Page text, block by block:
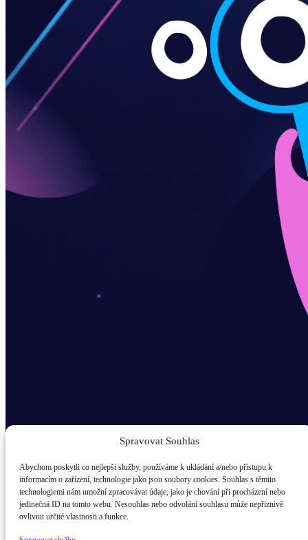
Spravovat Souhlas
Abychom poskytli co nejlepší služby, používáme k ukládání a/nebo přístupu k
informacím o zařízení, technologie jako jsou soubory cookies. Souhlas s těmito
technologiemi nám umožní zpracovávat údaje, jako je chování při procházení nebo
jedinečná ID na tomto webu. Nesouhlas nebo odvolání souhlasu může nepříznivě
ovlivnit určité vlastnosti a funkce.
Odběr novinek popup
E-mail